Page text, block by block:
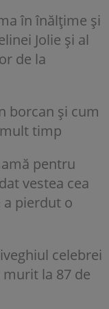
în înălțime și
Jolie și al
de la
borcan și cum
timp
pentru
vestea cea
a pierdut o
celebrei
la 87 de